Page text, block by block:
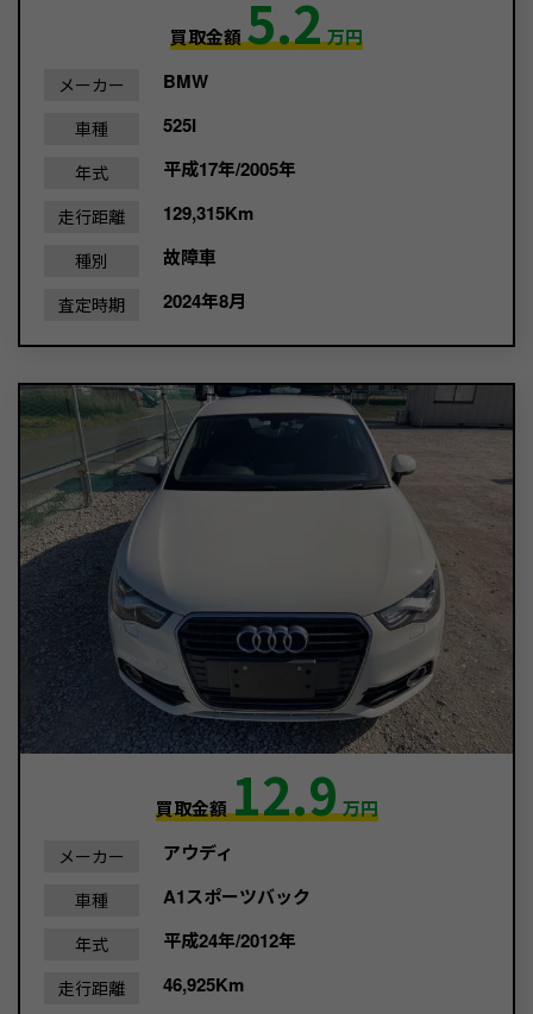
買取金額5.2万円
メーカー BMW
車種 525I
年式 平成17年/2005年
走行距離 129,315Km
種別 故障車
査定時期 2024年8月
買取金額12.9万円
メーカー アウディ
車種 A1スポーツバック
年式 平成24年/2012年
走行距離 46,925Km